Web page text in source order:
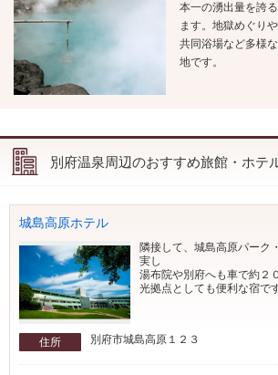
本一の湧出量を誇
ます。地獄めぐり
共同浴場など多様
地です。
別府温泉周辺のおすすめ旅館・ホテ
城島高原ホテル
隣接して、城島高原パーク
実し
湯布院や別府へも車で約２
光拠点としても便利な宿です
住所 別府市城島高原１２３